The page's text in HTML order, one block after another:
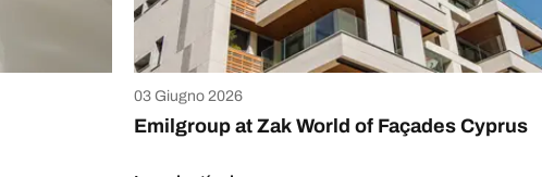
03 Giugno 2026
Emilgroup at Zak World of Façades Cyprus